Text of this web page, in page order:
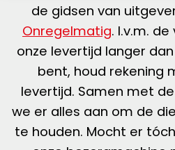
de gidsen van
Onregelmatig. I.v.m.
onze levertijd langer
bent, houd rekening
levertijd. Samen met
we er alles aan om de
te houden. Mocht er